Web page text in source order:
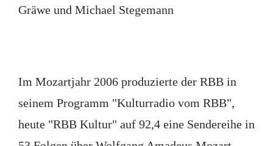
Gräwe und Michael Stegemann
Im Mozartjahr 2006 produzierte der RBB in
seinem Programm "Kulturradio vom RBB",
heute "RBB Kultur" auf 92,4 eine Sendereihe in